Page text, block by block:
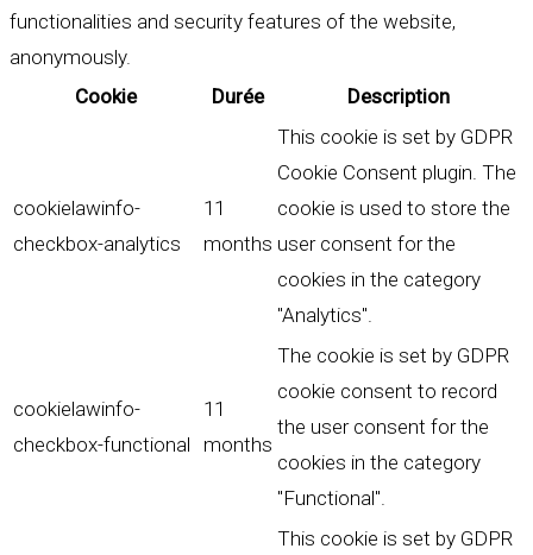
functionalities and security features of the website,
anonymously.
Cookie
Durée Description
cookielawinfo-
checkbox-analytics
11
months
This cookie is set by GDPR
Cookie Consent plugin. The
cookie is used to store the
user consent for the
cookies in the category
"Analytics".
cookielawinfo-
checkbox-functional
11
months
The cookie is set by GDPR
cookie consent to record
the user consent for the
cookies in the category
"Functional".
This cookie is set by GDPR